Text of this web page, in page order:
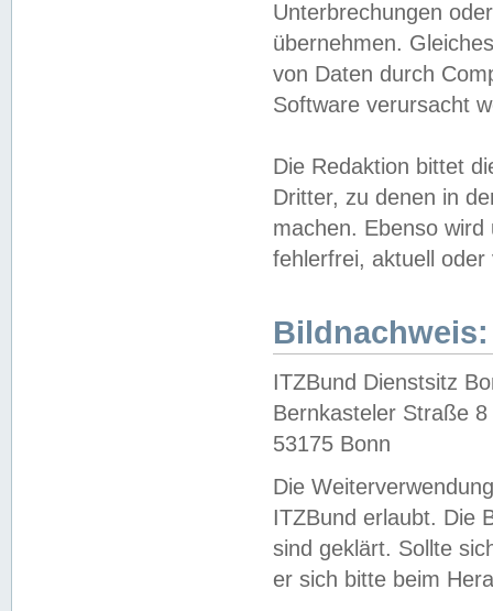
Unterbrechungen
übernehmen.
von Daten durch
Software verursacht
Die Redaktion bittet
Dritter, zu denen in
machen. Ebenso
fehlerfrei, aktuell oder
Bildnachweis:
ITZBund Dienstsitz
Bernkasteler Straße 8
53175 Bonn
Die
ITZBund erlaubt. Die
sind geklärt. Sollte
er sich bitte beim